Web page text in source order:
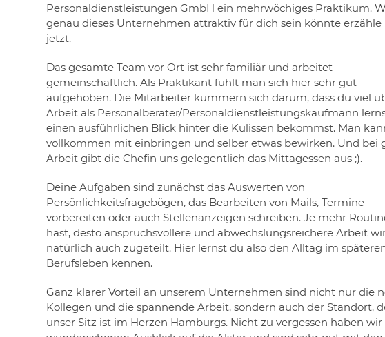
Personaldienstleistungen GmbH ein mehrwöchiges Praktikum.
genau dieses Unternehmen attraktiv für dich sein könnte erzähle
jetzt.
Das gesamte Team vor Ort ist sehr familiär und arbeitet
gemeinschaftlich. Als Praktikant fühlt man sich hier sehr gut
aufgehoben. Die Mitarbeiter kümmern sich darum, dass du viel
Arbeit als Personalberater/Personaldienstleistungskaufmann
einen ausführlichen Blick hinter die Kulissen bekommst. Man
vollkommen mit einbringen und selber etwas bewirken. Und bei
Arbeit gibt die Chefin uns gelegentlich das Mittagessen aus ;).
Deine Aufgaben sind zunächst das Auswerten von
Persönlichkeitsfragebögen, das Bearbeiten von Mails, Termine
vorbereiten oder auch Stellenanzeigen schreiben. Je mehr
hast, desto anspruchsvollere und abwechslungsreichere Arbeit
natürlich auch zugeteilt. Hier lernst du also den Alltag im
Berufsleben kennen.
Ganz klarer Vorteil an unserem Unternehmen sind nicht nur die
Kollegen und die spannende Arbeit, sondern auch der Standort,
unser Sitz ist im Herzen Hamburgs. Nicht zu vergessen haben wir